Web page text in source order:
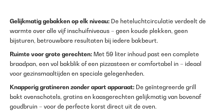
Gelijkmatig gebakken op elk niveau: De heteluchtcirculatie verdeelt de
warmte over alle vijf inschuifniveaus – geen koude plekken, geen
bijsturen, betrouwbare resultaten bij iedere bakbeurt.
Ruimte voor grote gerechten: Met 59 liter inhoud past een complete
braadpan, een vol bakblik of een pizzasteen er comfortabel in – ideaal
voor gezinsmaaltijden en speciale gelegenheden.
Knapperig gratineren zonder apart apparaat: De geïntegreerde grill
bakt ovenschotels, gratins en kaasgerechten gelijkmatig van bovenaf
goudbruin – voor de perfecte korst direct uit de oven.